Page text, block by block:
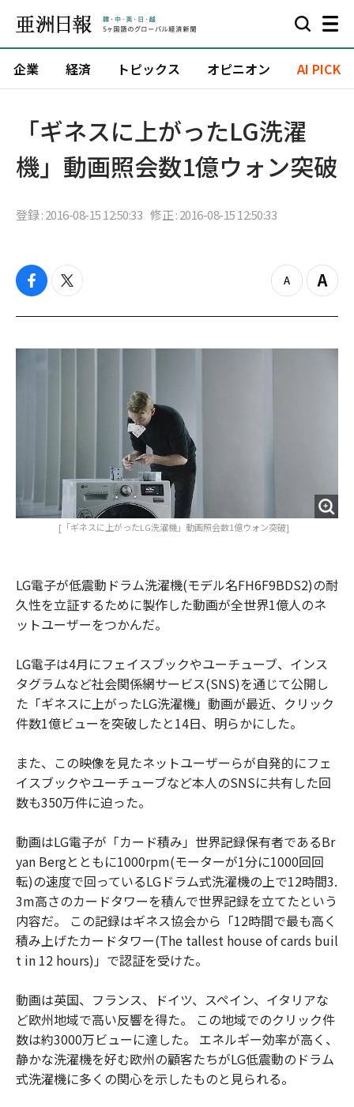
企業 経済 トピックス オピニオン AI PICK
「ギネスに上がったLG洗濯
機」動画照会数1億ウォン突破
登録 : 2016-08-15 12:50:33 修正 : 2016-08-15 12:50:33
f
c
b
t
i
t
z
o
o
Z
o
i
[「ギネスに上がったLG洗濯機」動画照会数1億ウォン突破]
LG電子が低震動ドラム洗濯機(モデル名FH6F9BDS2)の耐
久性を立証するために製作した動画が全世界1億人のネ
ットユーザーをつかんだ。
LG電子は4月にフェイスブックやユーチューブ、インス
タグラムなど社会関係網サービス(SNS)を通じて公開し
た「ギネスに上がったLG洗濯機」動画が最近、クリック
件数1億ビューを突破したと14日、明らかにした。
また、この映像を見たネットユーザーらが自発的にフェ
イスブックやユーチューブなど本人のSNSに共有した回
数も350万件に迫った。
動画はLG電子が「カード積み」世界記録保有者であるBr
yan Bergとともに1000rpm(モーターが1分に1000回回
転)の速度で回っているLGドラム式洗濯機の上で12時間3.
3m高さのカードタワーを積んで世界記録を立てたという
内容だ。 この記録はギネス協会から「12時間で最も高く
積み上げたカードタワー(The tallest house of cards buil
t in 12 hours)」で認証を受けた。
動画は英国、フランス、ドイツ、スペイン、イタリアな
ど欧州地域で高い反響を得た。 この地域でのクリック件
数は約3000万ビューに達した。 エネルギー効率が高く、
静かな洗濯機を好む欧州の顧客たちがLG低震動のドラム
式洗濯機に多くの関心を示したものと見られる。